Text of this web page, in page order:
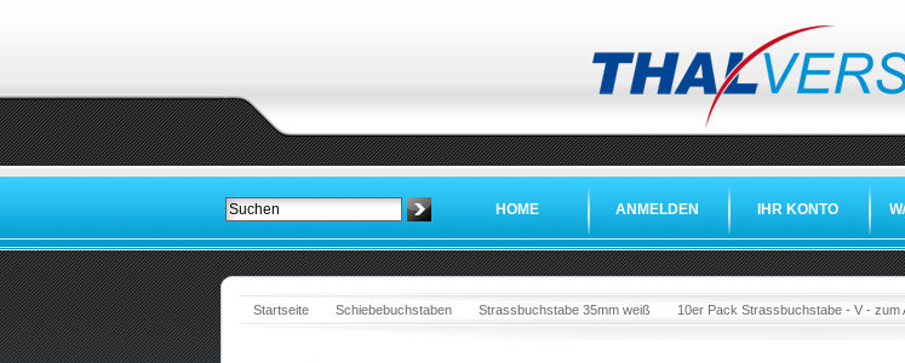
HOME ANMELDEN IHR KONTO
Startseite Schiebebuchstaben Strassbuchstabe 35mm weiß 10er Pack Strassbuchstabe - V -